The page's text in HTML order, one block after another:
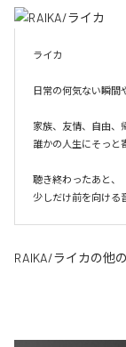
ライカ
日常の何気ない瞬間
家族、友情、自由、
誰かの人生にそっと
聴き終わったあと、
少しだけ前を向ける
RAIKA/ライカの他